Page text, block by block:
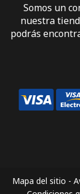
Somos un
nuestra
podrás
Mapa del sitio -